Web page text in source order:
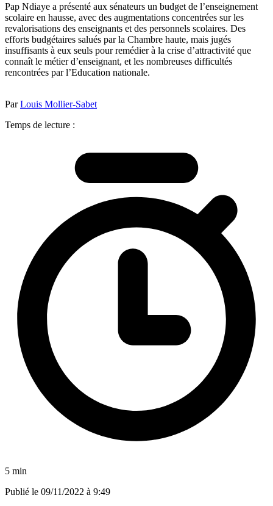
Pap Ndiaye a présenté aux sénateurs un budget de l’enseignement
scolaire en hausse, avec des augmentations concentrées sur les
revalorisations des enseignants et des personnels scolaires. Des
efforts budgétaires salués par la Chambre haute, mais jugés
insuffisants à eux seuls pour remédier à la crise d’attractivité que
connaît le métier d’enseignant, et les nombreuses difficultés
rencontrées par l’Education nationale.
ParLouis Mollier-Sabet
Temps de lecture :
5 min
Publié le 09/11/2022 à 9:49